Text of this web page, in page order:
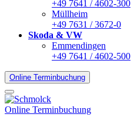
+49 7641 / 4602-300
Müllheim
+49 7631 / 3672-0
Skoda & VW
Emmendingen
+49 7641 / 4602-500
Online Terminbuchung
Online Terminbuchung